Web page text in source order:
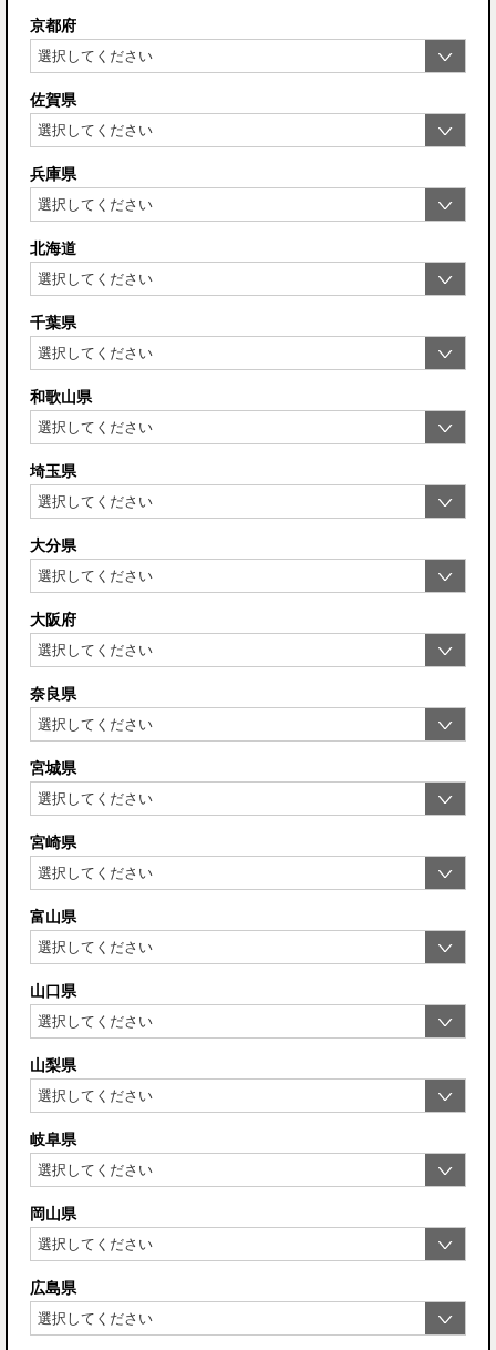
京都府
佐賀県
兵庫県
北海道
千葉県
和歌山県
埼玉県
大分県
大阪府
奈良県
宮城県
宮崎県
富山県
山口県
山梨県
岐阜県
岡山県
広島県